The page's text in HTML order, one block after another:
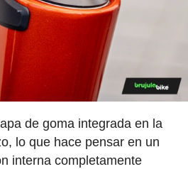
de goma integrada en la
lo que hace pensar en un
interna completamente